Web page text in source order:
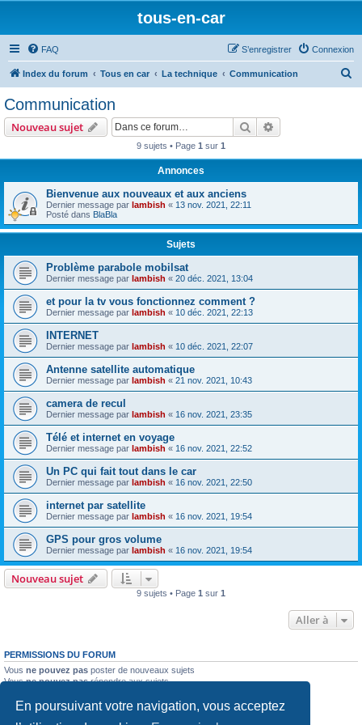
En poursuivant votre navigation, vous acceptez
tous-en-car
FAQ Connexion
S’enregistrer
Index du forum Tous en car La technique Communication
e
Communication
Nouveau sujet Rechercher
9 sujets • Page 1 sur 1
Annonces
Bienvenue aux nouveaux et aux anciens
Dernier message par lambish « 13 nov. 2021, 22:11
Posté dans BlaBla
Sujets
Problème parabole mobilsat
Dernier message par lambish « 20 déc. 2021, 13:04
et pour la tv vous fonctionnez comment ?
Dernier message par lambish « 10 déc. 2021, 22:13
INTERNET
Dernier message par lambish « 10 déc. 2021, 22:07
Antenne satellite automatique
Dernier message par lambish « 21 nov. 2021, 10:43
camera de recul
Dernier message par lambish « 16 nov. 2021, 23:35
Télé et internet en voyage
Dernier message par lambish « 16 nov. 2021, 22:52
Un PC qui fait tout dans le car
Dernier message par lambish « 16 nov. 2021, 22:50
internet par satellite
Dernier message par lambish « 16 nov. 2021, 19:54
GPS pour gros volume
Dernier message par lambish « 16 nov. 2021, 19:54
Nouveau sujet
9 sujets • Page 1 sur 1
Aller à
PERMISSIONS DU FORUM
Vous ne pouvez pas poster de nouveaux sujets
Vousne pouvez pasrépondre aux sujets
Vousne pouvez passupprimer vos messages
ne pouvez pas joindre des fichiers